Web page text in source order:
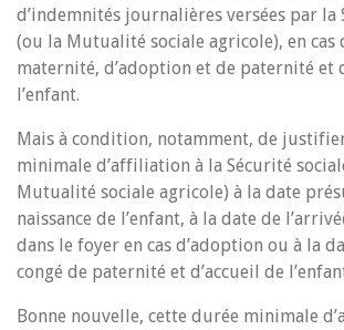
d’indemnités journalières versées par la
(ou la Mutualité sociale agricole), en cas
maternité, d’adoption et de paternité et
l’enfant.
Mais à condition, notamment, de
minimale d’affiliation à la Sécurité
Mutualité sociale agricole) à la date
naissance de l’enfant, à la date de
dans le foyer en cas d’adoption ou à la
congé de paternité et d’accueil de
Bonne nouvelle, cette durée minimale